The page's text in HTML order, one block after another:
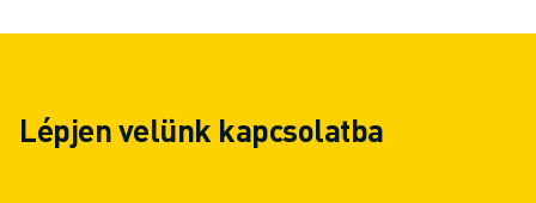
Lépjen velünk kapcsolatba